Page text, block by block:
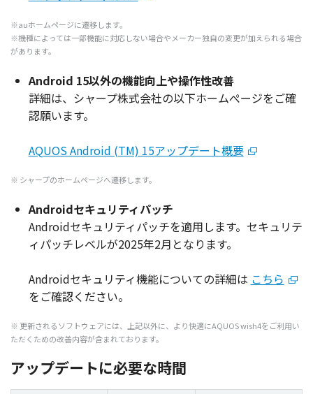
※auホームページに遷移します。
※機種によっては一部機能に対応しない場合やメーカー独自の変更が加えられる場合
があります。
Android 15以外の機能向上や操作性改善
詳細は、シャープ株式会社の以下ホームぺージをご確
認願います。
AQUOS Android (TM) 15アップデート概要
※ シャープのホームページへ遷移します。
Androidセキュリティパッチ
Androidセキュリティパッチを適用します。セキュリテ
ィパッチレベルが2025年2月となります。
Androidセキュリティ機能についての詳細は こちら
をご確認ください。
※ 更新されるソフトウェアには、上記以外に、より快適にAQUOS wish4をご利用い
ただくための改善内容が含まれております。
アップデートに必要な時間